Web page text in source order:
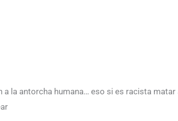
la antorcha humana… eso si es racista